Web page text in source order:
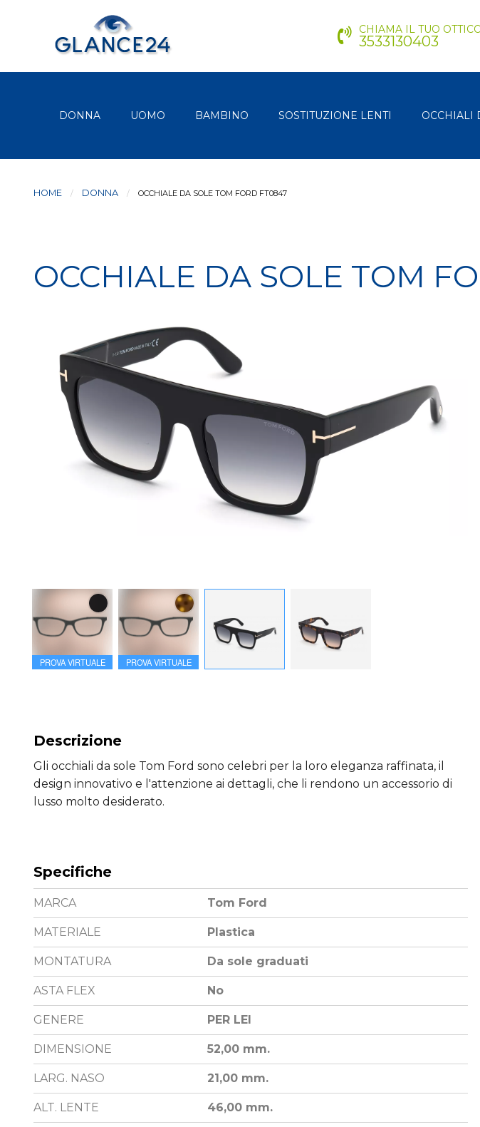
CHIAMA IL TUO
3533130403
DONNA UOMO BAMBINO SOSTITUZIONE LENTI OCCHIALI
HOME DONNA CURRENT:
OCCHIALE DA SOLE TOM FORD FT0847
OCCHIALE DA SOLE TOM
PROVA VIRTUALE PROVA VIRTUALE
Descrizione
Gli occhiali da sole Tom Ford sono celebri per la loro eleganza raffinata, il
design innovativo e l'attenzione ai dettagli, che li rendono un accessorio di
lusso molto desiderato.
Specifiche
MARCA Tom Ford
MATERIALE Plastica
MONTATURA Da sole graduati
ASTA FLEX No
GENERE PER LEI
DIMENSIONE 52,00 mm.
LARG. NASO 21,00 mm.
ALT. LENTE 46,00 mm.